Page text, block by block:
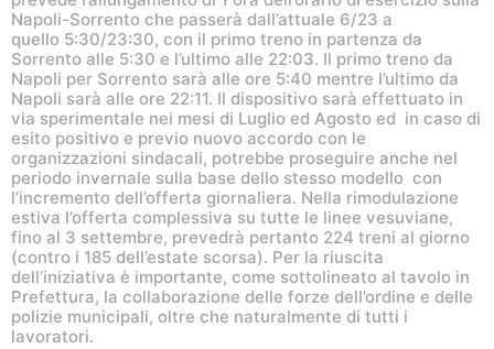
Napoli-Sorrento che passerà dall’attuale 6/23 a
quello 5:30/23:30, con il primo treno in partenza da
Sorrento alle 5:30 e l’ultimo alle 22:03. Il primo treno da
Napoli per Sorrento sarà alle ore 5:40 mentre l’ultimo da
Napoli sarà alle ore 22:11. Il dispositivo sarà effettuato in
via sperimentale nei mesi di Luglio ed Agosto ed in caso di
esito positivo e previo nuovo accordo con le
organizzazioni sindacali, potrebbe proseguire anche nel
periodo invernale sulla base dello stesso modello con
l’incremento dell’offerta giornaliera. Nella rimodulazione
estiva l’offerta complessiva su tutte le linee vesuviane,
fino al 3 settembre, prevedrà pertanto 224 treni al giorno
(contro i 185 dell’estate scorsa). Per la riuscita
dell’iniziativa è importante, come sottolineato al tavolo in
Prefettura, la collaborazione delle forze dell’ordine e delle
polizie municipali, oltre che naturalmente di tutti i
lavoratori.